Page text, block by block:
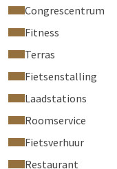
gezelligheid met het
Hotel en laat u
de gastvrijheid die u
Dit arrangement is
basis van de
Congrescentrum
Fitness
Terras
Fietsenstalling
Laadstations
Roomservice
Fietsverhuur
Restaurant